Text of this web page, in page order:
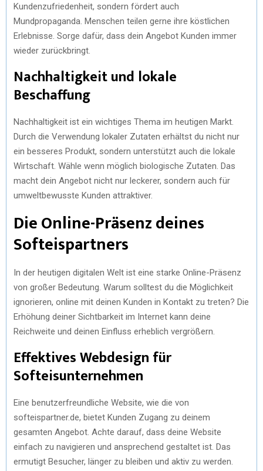
Kundenzufriedenheit, sondern fördert auch
Mundpropaganda. Menschen teilen gerne ihre köstlichen
Erlebnisse. Sorge dafür, dass dein Angebot Kunden immer
wieder zurückbringt.
Nachhaltigkeit und lokale
Beschaffung
Nachhaltigkeit ist ein wichtiges Thema im heutigen Markt.
Durch die Verwendung lokaler Zutaten erhältst du nicht nur
ein besseres Produkt, sondern unterstützt auch die lokale
Wirtschaft. Wähle wenn möglich biologische Zutaten. Das
macht dein Angebot nicht nur leckerer, sondern auch für
umweltbewusste Kunden attraktiver.
Die Online-Präsenz deines
Softeispartners
In der heutigen digitalen Welt ist eine starke Online-Präsenz
von großer Bedeutung. Warum solltest du die Möglichkeit
ignorieren, online mit deinen Kunden in Kontakt zu treten? Die
Erhöhung deiner Sichtbarkeit im Internet kann deine
Reichweite und deinen Einfluss erheblich vergrößern.
Effektives Webdesign für
Softeisunternehmen
Eine benutzerfreundliche Website, wie die von
softeispartner.de, bietet Kunden Zugang zu deinem
gesamten Angebot. Achte darauf, dass deine Website
einfach zu navigieren und ansprechend gestaltet ist. Das
ermutigt Besucher, länger zu bleiben und aktiv zu werden.